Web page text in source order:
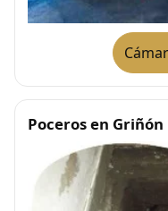
Poceros en